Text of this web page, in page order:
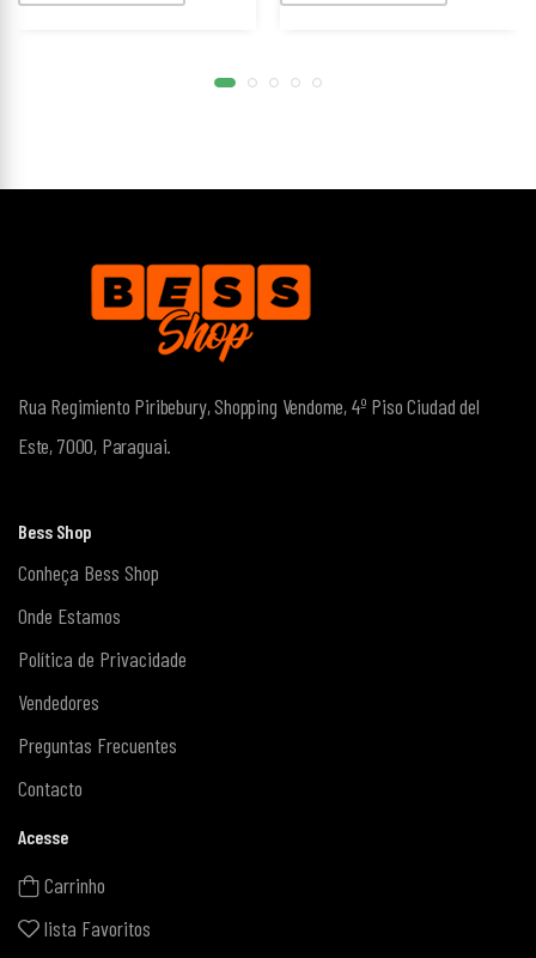
Rua Regimiento Piribebury, Shopping Vendome, 4º PisoCiudad del
Este, 7000, Paraguai.
Bess Shop
Conheça Bess Shop
Onde Estamos
Política de Privacidade
Vendedores
Preguntas Frecuentes
Contacto
Acesse
Carrinho
lista Favoritos